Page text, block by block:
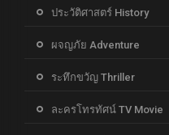
ประวัติศาสตร์ History
ผจญภัย Adventure
ระทึกขวัญ Thriller
ละครโทรทัศน์ TV Movie